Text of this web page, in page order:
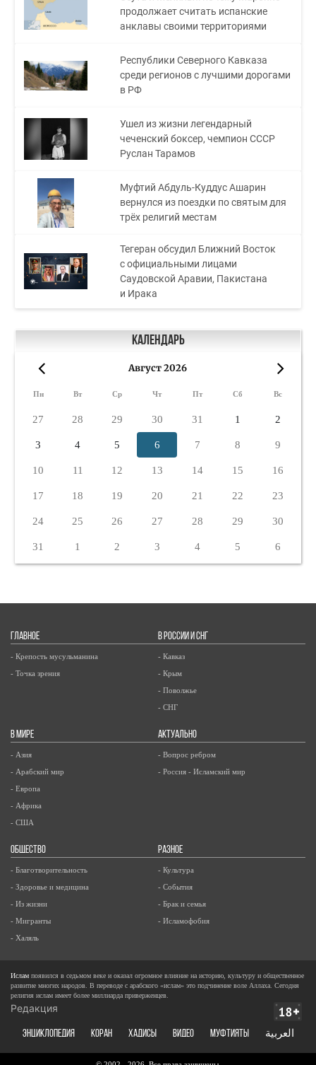
продолжает считать испанские
анклавы своими территориями
Республики Северного Кавказа
среди регионов с лучшими дорогами
в РФ
Ушел из жизни легендарный
чеченский боксер, чемпион СССР
Руслан Тарамов
Муфтий Абдуль-Куддус Ашарин
вернулся из поездки по святым для
трёх религий местам
Тегеран обсудил Ближний Восток
с официальными лицами
Саудовской Аравии, Пакистана
и Ирака
Календарь
Август 2026
Пн Вт Ср Чт Пт Сб Вс
27 28 29 30 31 1 2
3 4 5 6 7 8 9
10 11 12 13 14 15 16
17 18 19 20 21 22 23
24 25 26 27 28 29 30
31 1 2 3 4 5 6
ГЛАВНОЕ
- Крепость мусульманина
- Точка зрения
В РОССИИ И СНГ
- Кавказ
- Крым
- Поволжье
- СНГ
В МИРЕ
- Азия
- Арабский мир
- Европа
- Африка
- США
АКТУАЛЬНО
- Вопрос ребром
- Россия - Исламский мир
ОБЩЕСТВО
- Благотворительность
- Здоровье и медицина
- Из жизни
- Мигранты
- Халяль
РАЗНОЕ
- Культура
- События
- Брак и семья
- Исламофобия
Ислам появился в седьмом веке и оказал огромное влияние на историю, культуру и общественное
развитие многих народов. В переводе с арабского «ислам» это подчинение воле Аллаха. Сегодня
религия ислам имеет более миллиарда приверженцев.
Редакция
ЭНЦИКЛОПЕДИЯ КОРАН ХАДИСЫ ВИДЕО Муфтияты العربية